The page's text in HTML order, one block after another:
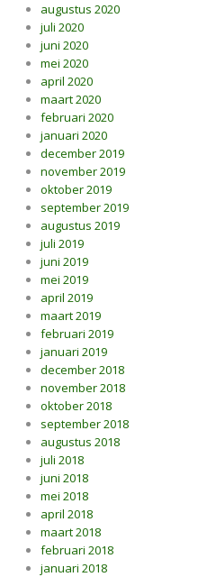
augustus 2020
juli 2020
juni 2020
mei 2020
april 2020
maart 2020
februari 2020
januari 2020
december 2019
november 2019
oktober 2019
september 2019
augustus 2019
juli 2019
juni 2019
mei 2019
april 2019
maart 2019
februari 2019
januari 2019
december 2018
november 2018
oktober 2018
september 2018
augustus 2018
juli 2018
juni 2018
mei 2018
april 2018
maart 2018
februari 2018
januari 2018